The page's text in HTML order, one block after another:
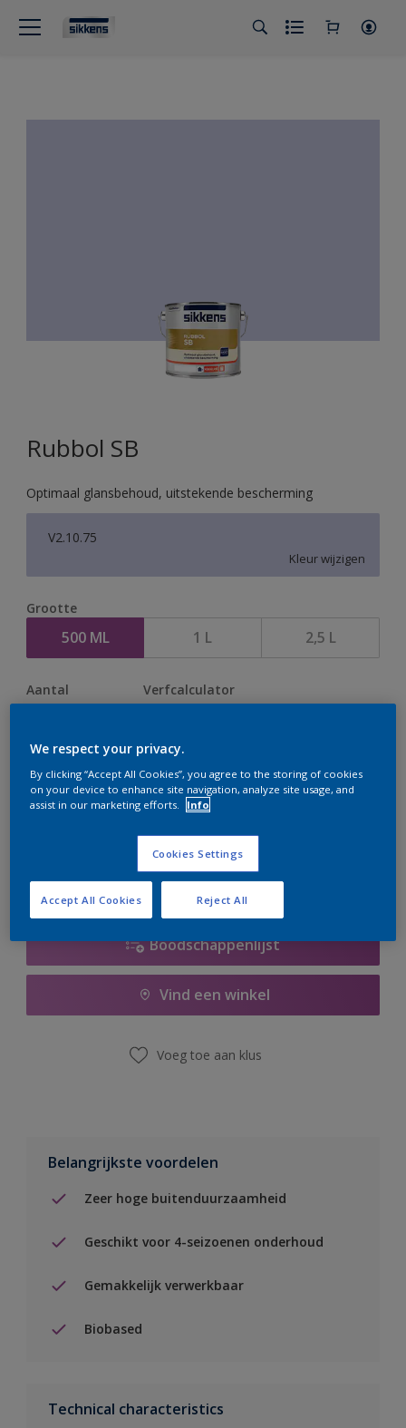
Rubbol SB
Optimaal glansbehoud, uitstekende bescherming
V2.10.75
Kleur wijzigen
Grootte
500 ML 1 L 2,5 L
Aantal Verfcalculator
Op dit moment is het niet mogelijk dit product online
te bestellen. Houd de website in de gaten, we werken
Boodschappenlijst
Vind een winkel
Voeg toe aan klus
Belangrijkste voordelen
Zeer hoge buitenduurzaamheid
Geschikt voor 4-seizoenen onderhoud
Gemakkelijk verwerkbaar
Biobased
Technical characteristics
We respect your privacy.
By clicking “Accept All Cookies”, you agree to the storing of cookies
on your device to enhance site navigation, analyze site usage, and
assist in our marketing efforts.
Info
Cookies Settings
Reject All
Accept All Cookies